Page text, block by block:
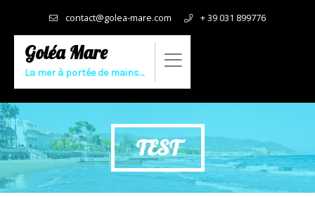
contact@golea-mare.com + 39 031 899776
Goléa Mare
La mer à portée de mains…
TEST